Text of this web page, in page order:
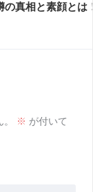
の真相と素顔とは
※ が付いて